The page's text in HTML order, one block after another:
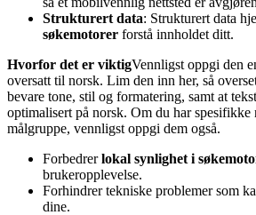
Strukturert data: Strukturert data
søkemotorer forstå innholdet ditt.
Hvorfor det er viktigVennligst oppgi den
oversatt til norsk. Lim den inn her, så
bevare tone, stil og formatering, samt at
optimalisert på norsk. Om du har
målgruppe, vennligst oppgi dem også.
Forbedrerlokal synlighet i
brukeropplevelse.
Forhindrer tekniske problemer som
dine.